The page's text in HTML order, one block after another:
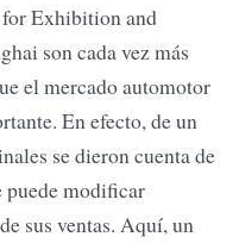
Exhibition and
son cada vez más
el mercado automotor
En efecto, de un
se dieron cuenta de
puede modificar
sus ventas. Aquí, un